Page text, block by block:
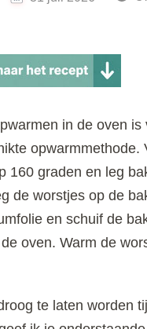
in de oven is
opwarmmethode.
160 graden en leg
de worstjes op de
en schuif de
oven. Warm de
te laten worden